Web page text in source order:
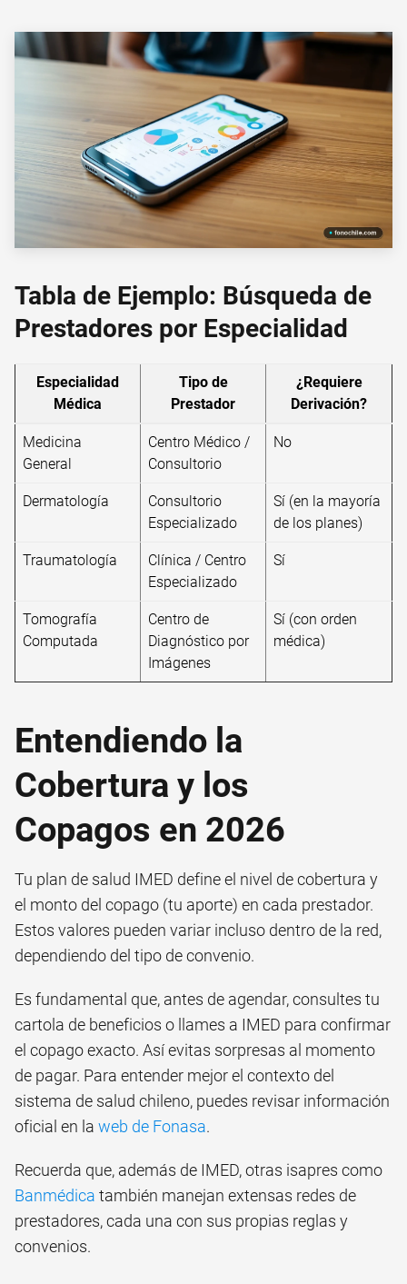
Tabla de Ejemplo: Búsqueda de
Prestadores por Especialidad
Especialidad
Médica
Tipo de
Prestador
¿Requiere
Derivación?
Medicina
General
Centro Médico /
Consultorio
No
Dermatología
Consultorio
Especializado
Sí (en la mayoría
de los planes)
Traumatología
Clínica / Centro
Especializado
Sí
Tomografía
Computada
Centro de
Diagnóstico por
Imágenes
Sí (con orden
médica)
Entendiendo la
Cobertura y los
Copagos en 2026
Tu plan de salud IMED define el nivel de cobertura y
el monto del copago (tu aporte) en cada prestador.
Estos valores pueden variar incluso dentro de la red,
dependiendo del tipo de convenio.
Es fundamental que, antes de agendar, consultes tu
cartola de beneficios o llames a IMED para confirmar
el copago exacto. Así evitas sorpresas al momento
de pagar. Para entender mejor el contexto del
sistema de salud chileno, puedes revisar información
oficial en la web de Fonasa.
Recuerda que, además de IMED, otras isapres como
Banmédica también manejan extensas redes de
prestadores, cada una con sus propias reglas y
convenios.